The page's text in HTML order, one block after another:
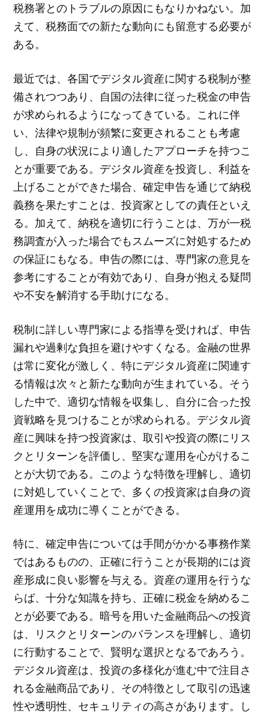
税務署とのトラブルの原因にもなりかねない。加
えて、税務面での新たな動向にも留意する必要が
ある。
最近では、各国でデジタル資産に関する税制が整
備されつつあり、自国の法律に従った税金の申告
が求められるようになってきている。これに伴
い、法律や規制が頻繁に変更されることも考慮
し、自身の状況により適したアプローチを持つこ
とが重要である。デジタル資産を投資し、利益を
上げることができた場合、確定申告を通じて納税
義務を果たすことは、投資家としての責任といえ
る。加えて、納税を適切に行うことは、万が一税
務調査が入った場合でもスムーズに対処するため
の保証にもなる。申告の際には、専門家の意見を
参考にすることが有効であり、自身が抱える疑問
や不安を解消する手助けになる。
税制に詳しい専門家による指導を受ければ、申告
漏れや過剰な負担を避けやすくなる。金融の世界
は常に変化が激しく、特にデジタル資産に関連す
る情報は次々と新たな動向が生まれている。そう
した中で、適切な情報を収集し、自分に合った投
資戦略を見つけることが求められる。デジタル資
産に興味を持つ投資家は、取引や投資の際にリス
クとリターンを評価し、堅実な運用を心がけるこ
とが大切である。このような特徴を理解し、適切
に対処していくことで、多くの投資家は自身の資
産運用を成功に導くことができる。
特に、確定申告については手間がかかる事務作業
ではあるものの、正確に行うことが長期的には資
産形成に良い影響を与える。資産の運用を行うな
らば、十分な知識を持ち、正確に税金を納めるこ
とが必要である。暗号を用いた金融商品への投資
は、リスクとリターンのバランスを理解し、適切
に行動することで、賢明な選択となるであろう。
デジタル資産は、投資の多様化が進む中で注目さ
れる金融商品であり、その特徴として取引の迅速
性や透明性、セキュリティの高さがあります。し